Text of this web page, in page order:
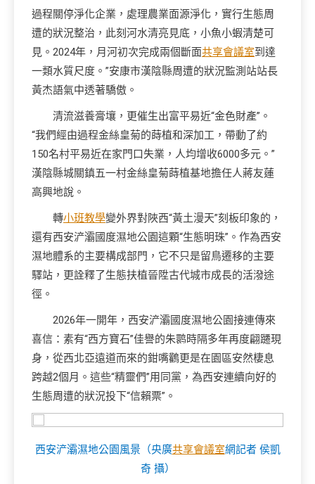
過程關停淨化企業，處理農業面源淨化，實行生態周
遭的狀況整治，此刻河水清亮見底，小魚小蝦清楚可
見。2024年，月河初次完成兩個斷面共享會議室到達
一類水質尺度。”安康市漢陰縣周遭的狀況監測站站長
黃杰語氣中透著驕傲。
清流滋養膏壤，更催生出富平易近“金色財產”。
“我們經由過程金絲皇菊的蒔植和深加工，帶動了約
150名村平易近在家門口失業，人均增收6000多元。”
漢陰縣城關鎮五一村金絲皇菊蒔植基地擔任人蔣友蓮
高興地說。
轉小班教學變外界對陜西“黃土漫天”刻板印象的，
還有西安浐灞國度濕地公園這顆“生態明珠”。作為西安
濕地體系的主要構成部門，它不只是留鳥遷移的主要
驛站，更詮釋了生態扶植晉陞古代城市成長的活潑途
徑。
2026年一開年，西安浐灞國度濕地公園接連傳來
喜信：素有“西方寶石”佳譽的朱鹮時隔多年再度翩躚現
身，從西北亞遠道而來的鉗嘴鸛更是在園區安然棲息
跨越2個月。這些“精靈們”用同黨，為西安連續向好的
生態周遭的狀況投下“信賴票”。
西安浐灞濕地公園風景（央廣共享會議室網記者 侯凱
奇 攝）